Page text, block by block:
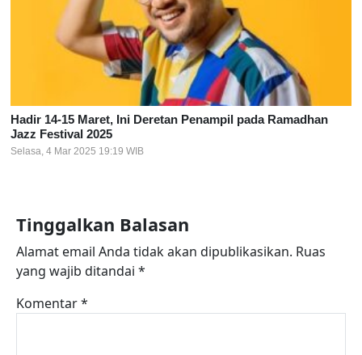
Hadir 14-15 Maret, Ini Deretan Penampil pada Ramadhan
Jazz Festival 2025
Selasa, 4 Mar 2025 19:19 WIB
Tinggalkan Balasan
Alamat email Anda tidak akan dipublikasikan. Ruas
yang wajib ditandai *
Komentar*